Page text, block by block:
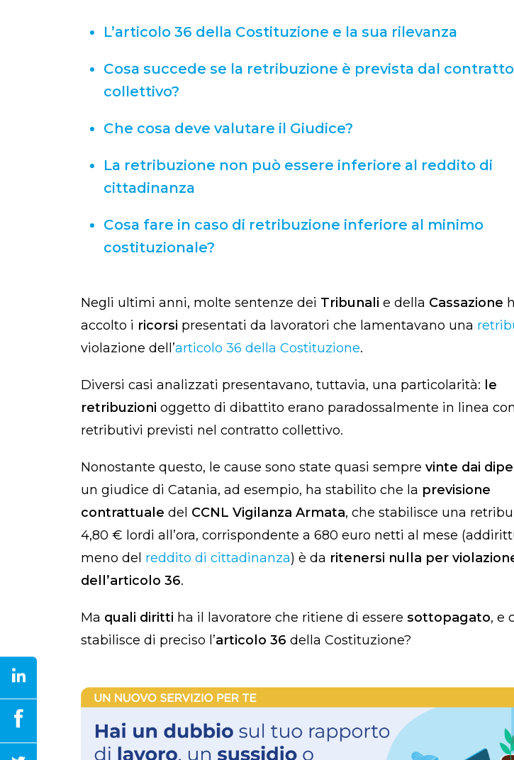
L’articolo 36 della Costituzione e la sua rilevanza
Cosa succede se la retribuzione è prevista dal contratto
collettivo?
Che cosa deve valutare il Giudice?
La retribuzione non può essere inferiore al reddito di
cittadinanza
Cosa fare in caso di retribuzione inferiore al minimo
costituzionale?
Negli ultimi anni, molte sentenze dei Tribunali e della Cassazione
accolto i ricorsi presentati da lavoratori che lamentavano una
violazione dell’articolo 36 della Costituzione.
Diversi casi analizzati presentavano, tuttavia, una particolarità: le
retribuzioni oggetto di dibattito erano paradossalmente in linea
retributivi previsti nel contratto collettivo.
Nonostante questo, le cause sono state quasi sempre vinte dai
un giudice di Catania, ad esempio, ha stabilito che la previsione
contrattuale del CCNL Vigilanza Armata, che stabilisce una
4,80 € lordi all’ora, corrispondente a 680 euro netti al mese
meno del reddito di cittadinanza) è da ritenersi nulla per
dell’articolo 36.
Ma quali diritti ha il lavoratore che ritiene di essere sottopagato, e
stabilisce di preciso l’articolo 36 della Costituzione?